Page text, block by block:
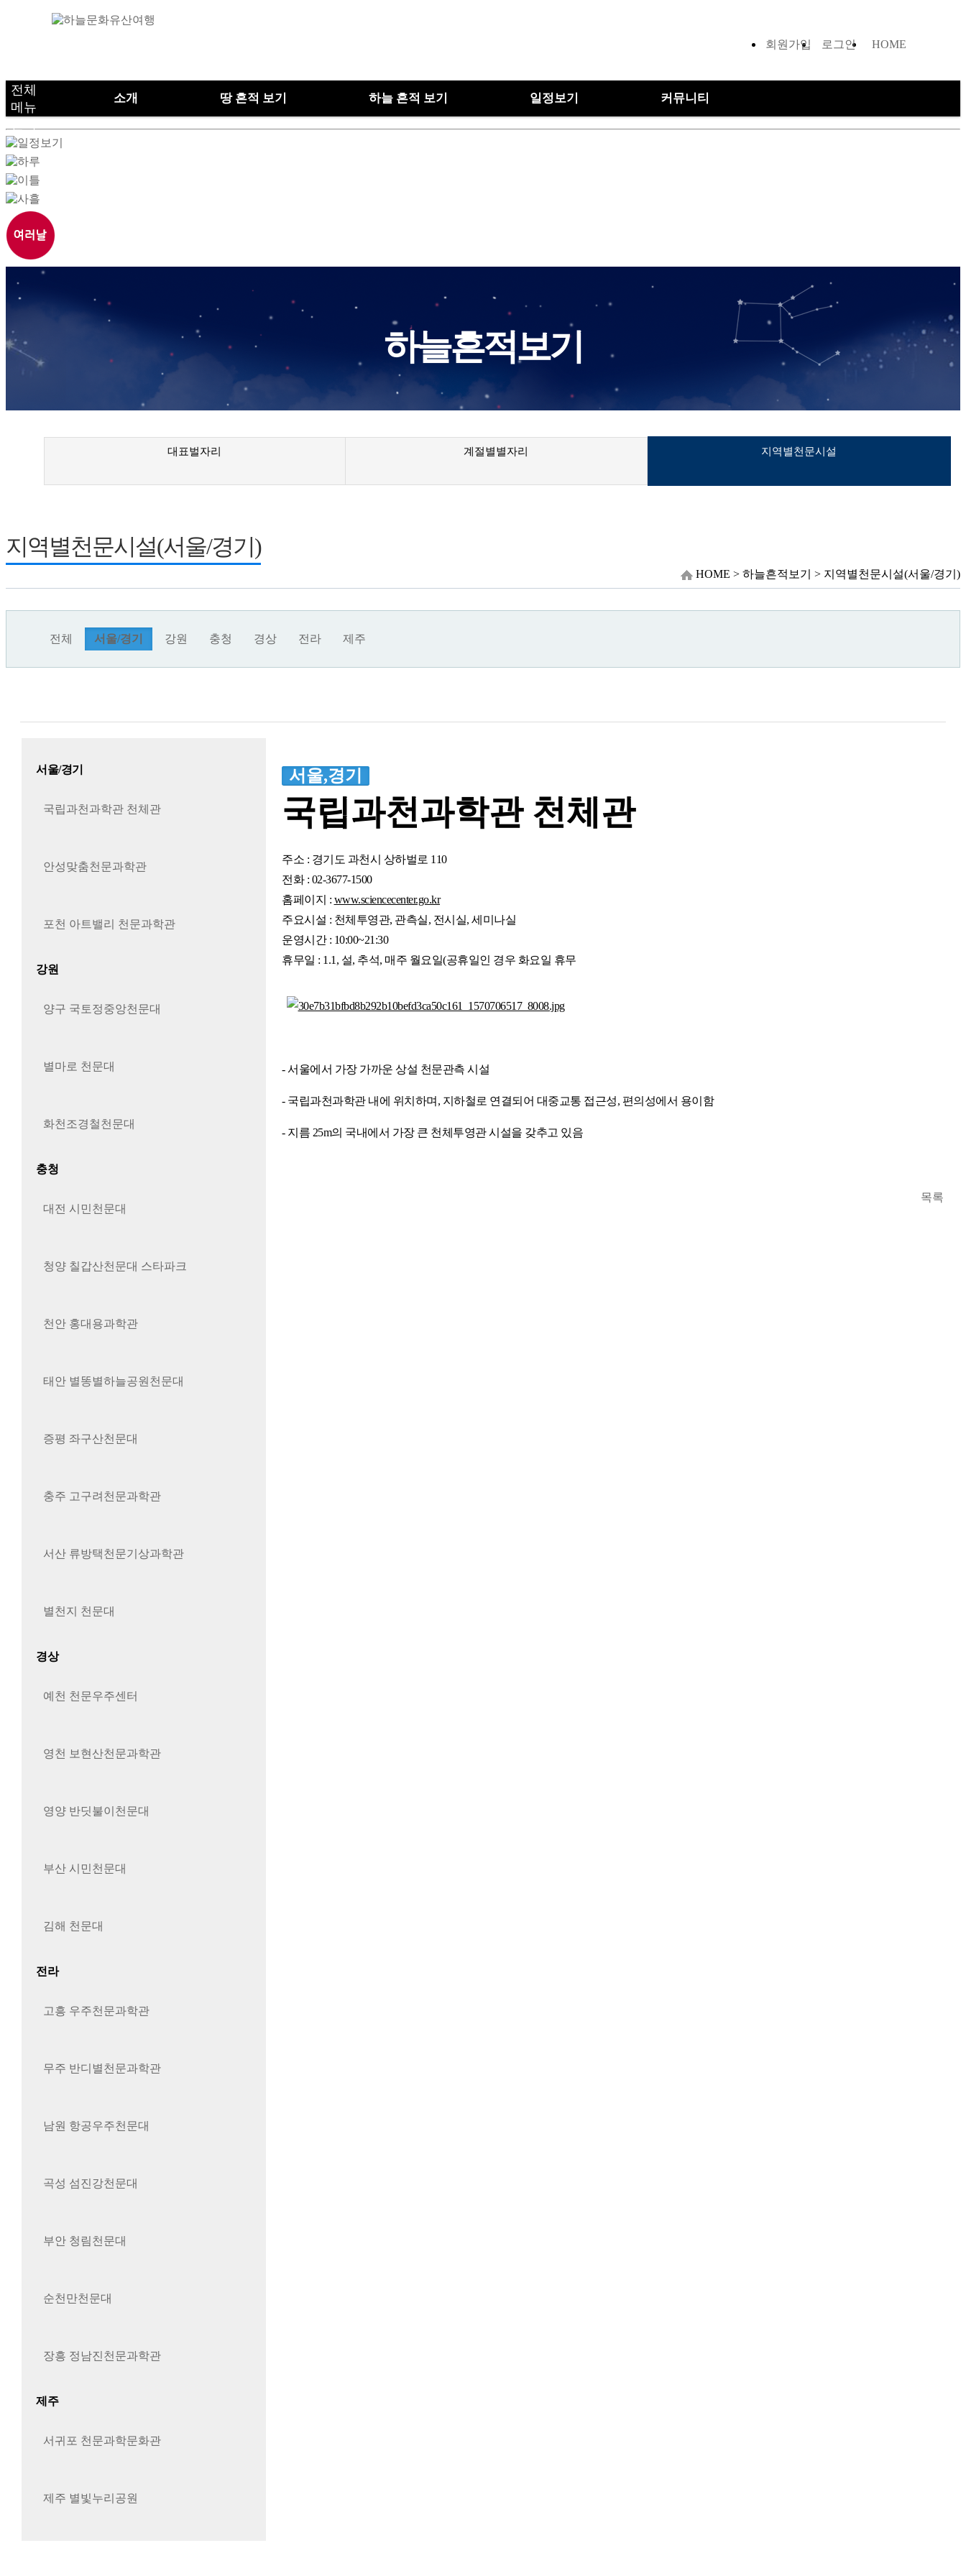
HOME
로그인
회원가입
전체
메뉴
소개 땅 흔적 보기 하늘 흔적 보기 일정보기
커뮤니티
위분류
하늘흔적보기
대표벌자리 계절별별자리 지역별천문시설
지역별천문시설(서울/경기)
HOME > 하늘흔적보기 > 지역별천문시설(서울/경기)
전체 서울/경기 강원 충청 경상 전라 제주
서울/경기
국립과천과학관 천체관
안성맞춤천문과학관
포천 아트밸리 천문과학관
강원
양구 국토정중앙천문대
별마로 천문대
화천조경철천문대
충청
대전 시민천문대
청양 칠갑산천문대 스타파크
천안 홍대용과학관
태안 별똥별하늘공원천문대
증평 좌구산천문대
충주 고구려천문과학관
서산 류방택천문기상과학관
별천지 천문대
경상
예천 천문우주센터
영천 보현산천문과학관
영양 반딧불이천문대
부산 시민천문대
김해 천문대
전라
고흥 우주천문과학관
무주 반디별천문과학관
남원 항공우주천문대
곡성 섬진강천문대
부안 청림천문대
순천만천문대
장흥 정남진천문과학관
제주
서귀포 천문과학문화관
제주 별빛누리공원
서울,경기
국립과천과학관 천체관
주소 : 경기도 과천시 상하벌로 110
전화 : 02-3677-1500
홈페이지 : www.sciencecenter.go.kr
주요시설 : 천체투영관, 관측실, 전시실, 세미나실
운영시간 : 10:00~21:30
휴무일 : 1.1, 설, 추석, 매주 월요일(공휴일인 경우 화요일 휴무
- 서울에서 가장 가까운 상설 천문관측 시설
- 국립과천과학관 내에 위치하며, 지하철로 연결되어 대중교통 접근성, 편의성에서 용이함
- 지름 25m의 국내에서 가장 큰 천체투영관 시설을 갖추고 있음
목록